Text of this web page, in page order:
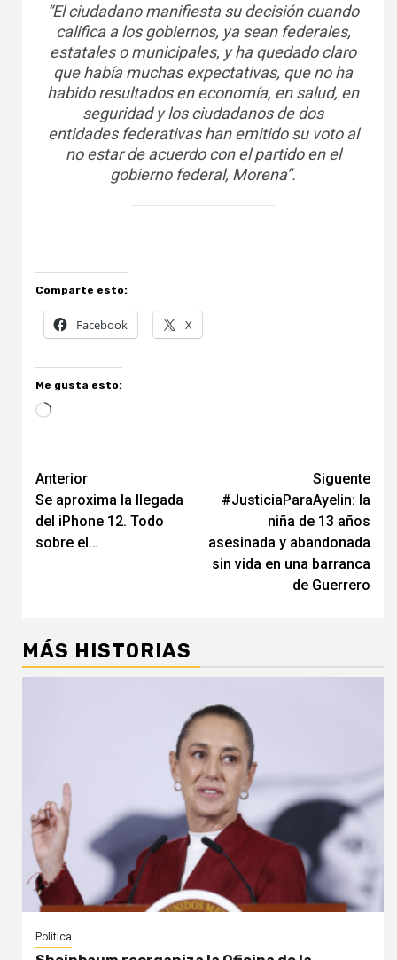
“El ciudadano manifiesta su decisión cuando
califica a los gobiernos, ya sean federales,
estatales o municipales, y ha quedado claro
que había muchas expectativas, que no ha
habido resultados en economía, en salud, en
seguridad y los ciudadanos de dos
entidades federativas han emitido su voto al
no estar de acuerdo con el partido en el
gobierno federal, Morena”.
Comparte esto:
Facebook X
Me gusta esto:
Cargando...
Navegación
de
entradas
Anterior
Se aproxima la llegada
del iPhone 12. Todo
sobre el…
Siguente
#JusticiaParaAyelin: la
niña de 13 años
asesinada y abandonada
sin vida en una barranca
de Guerrero
MÁS HISTORIAS
Política